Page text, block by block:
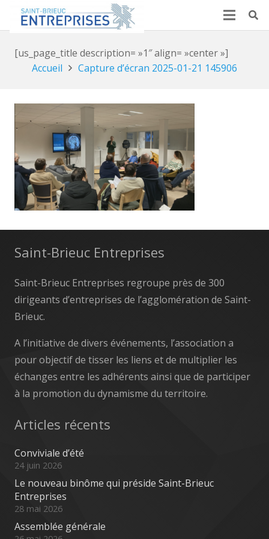
[us_page_title description= »1″ align= »center »]
Accueil
Capture d’écran 2025-01-21 145906
Saint-Brieuc Entreprises
Saint-Brieuc Entreprises regroupe près de 300
dirigeants d’entreprises de l’agglomération de Saint-
Brieuc.
A l’initiative de divers événements, l’association a
pour objectif de tisser les liens et de multiplier les
échanges entre les adhérents ainsi que de participer
à la promotion du dynamisme du territoire.
Articles récents
Conviviale d’été
24 juin 2026
Le nouveau binôme qui préside Saint-Brieuc
Entreprises
28 mai 2026
Assemblée générale